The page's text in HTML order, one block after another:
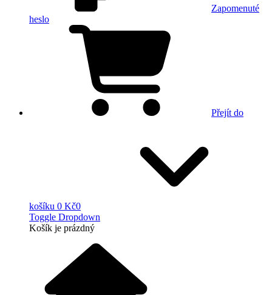
Zapomenuté
heslo
Přejít do
košíku 0 Kč0
Toggle Dropdown
Košík je prázdný